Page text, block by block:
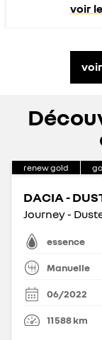
voir
renew gold
DACIA -
Journey -
essence
Manuelle
06/2022
11 588km